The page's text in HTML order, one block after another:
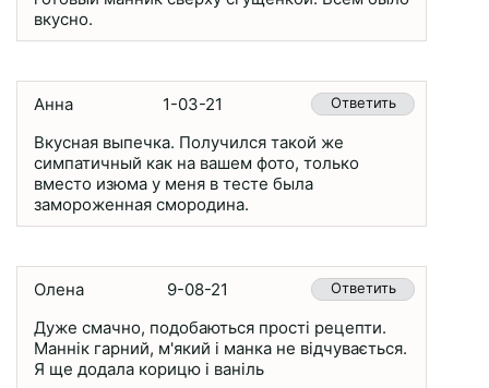
вкусно.
Анна 1-03-21 Ответить
Вкусная выпечка. Получился такой же
симпатичный как на вашем фото, только
вместо изюма у меня в тесте была
замороженная смородина.
Олена 9-08-21 Ответить
Дуже смачно, подобаються прості рецепти.
Маннік гарний, м'який і манка не відчувається.
Я ще додала корицю і ваніль